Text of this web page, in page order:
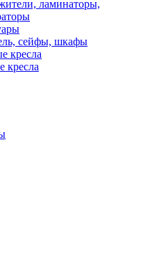
ламинаторы,
сейфы, шкафы
кресла
кресла